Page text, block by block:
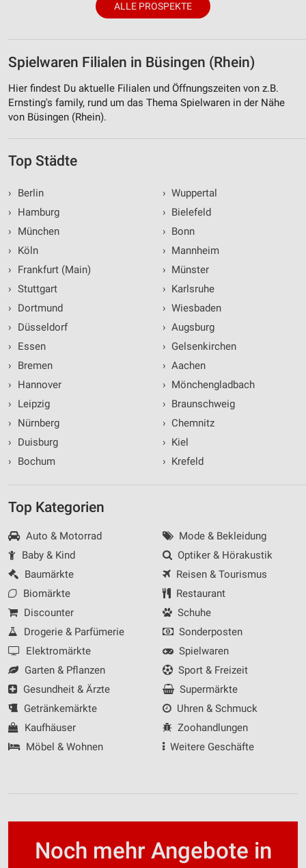
ALLE PROSPEKTE
Spielwaren Filialen in Büsingen (Rhein)
Hier findest Du aktuelle Filialen und Öffnungszeiten von z.B.
Ernsting's family, rund um das Thema Spielwaren in der Nähe
von Büsingen (Rhein).
Top Städte
›
Berlin
›
Hamburg
›
München
›
Köln
›
Frankfurt (Main)
› Stuttgart
›
Dortmund
›
Düsseldorf
›
Essen
›
Bremen
›
Hannover
›
Leipzig
›
Nürnberg
›
Duisburg
›
Bochum
› Wuppertal
› Bielefeld
› Bonn
› Mannheim
› Münster
› Karlsruhe
› Wiesbaden
› Augsburg
› Gelsenkirchen
› Aachen
› Mönchengladbach
› Braunschweig
› Chemnitz
› Kiel
› Krefeld
Top Kategorien
Auto & Motorrad
Baby & Kind
Baumärkte
Biomärkte
Discounter
Drogerie & Parfümerie
Elektromärkte
Garten & Pflanzen
Gesundheit & Ärzte
Getränkemärkte
Kaufhäuser
Möbel & Wohnen
Mode & Bekleidung
Optiker & Hörakustik
Reisen & Tourismus
Restaurant
Schuhe
Sonderposten
Spielwaren
Sport & Freizeit
Supermärkte
Uhren & Schmuck
Zoohandlungen
Weitere Geschäfte
Noch mehr Angebote in
Geräte anhand von aktiv angeforderten
Informationen identifizieren
Nicht-IAB-Verarbeitungszwecke:
Notwendig
Funktional
Werbung